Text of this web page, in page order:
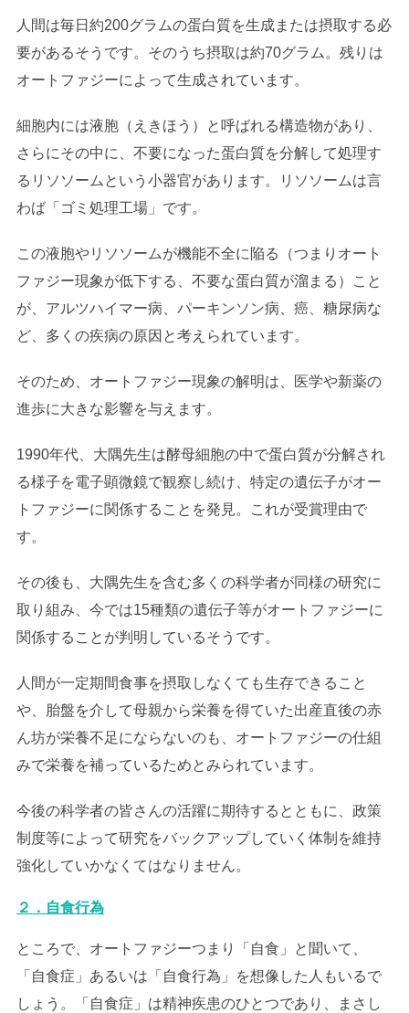
人間は毎日約200グラムの蛋白質を生成または摂取する必
要があるそうです。そのうち摂取は約70グラム。残りは
オートファジーによって生成されています。
細胞内には液胞（えきほう）と呼ばれる構造物があり、
さらにその中に、不要になった蛋白質を分解して処理す
るリソソームという小器官があります。リソソームは言
わば「ゴミ処理工場」です。
この液胞やリソソームが機能不全に陥る（つまりオート
ファジー現象が低下する、不要な蛋白質が溜まる）こと
が、アルツハイマー病、パーキンソン病、癌、糖尿病な
ど、多くの疾病の原因と考えられています。
そのため、オートファジー現象の解明は、医学や新薬の
進歩に大きな影響を与えます。
1990年代、大隅先生は酵母細胞の中で蛋白質が分解され
る様子を電子顕微鏡で観察し続け、特定の遺伝子がオー
トファジーに関係することを発見。これが受賞理由で
す。
その後も、大隅先生を含む多くの科学者が同様の研究に
取り組み、今では15種類の遺伝子等がオートファジーに
関係することが判明しているそうです。
人間が一定期間食事を摂取しなくても生存できること
や、胎盤を介して母親から栄養を得ていた出産直後の赤
ん坊が栄養不足にならないのも、オートファジーの仕組
みで栄養を補っているためとみられています。
今後の科学者の皆さんの活躍に期待するとともに、政策
制度等によって研究をバックアップしていく体制を維持
強化していかなくてはなりません。
２．自食行為
ところで、オートファジーつまり「自食」と聞いて、
「自食症」あるいは「自食行為」を想像した人もいるで
しょう。「自食症」は精神疾患のひとつであり、まさし